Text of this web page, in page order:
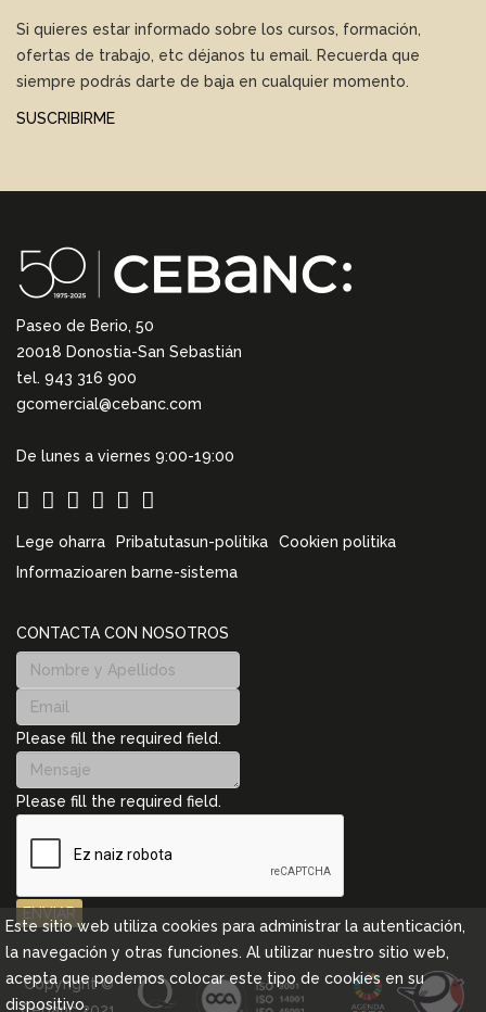
Si quieres estar informado sobre los cursos, formación,
ofertas de trabajo, etc déjanos tu email. Recuerda que
siempre podrás darte de baja en cualquier momento.
SUSCRIBIRME
Paseo de Berio, 50
20018 Donostia-San Sebastián
tel. 943 316 900
gcomercial@cebanc.com
De lunes a viernes 9:00-19:00
Lege oharra Pribatutasun-politika
Cookien politika
Informazioaren barne-sistema
CONTACTA CON NOSOTROS
Please fill the required field.
Please fill the required field.
ENVIAR
Copyright ©
Este sitio web utiliza cookies para administrar la autenticación,
la navegación y otras funciones. Al utilizar nuestro sitio web,
acepta que podemos colocar este tipo de cookies en su
dispositivo.